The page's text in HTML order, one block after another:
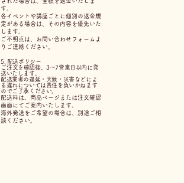
す。
各イベントや講座ごとに個別の返金規
定がある場合は、その内容を優先いた
します。
ご不明点は、お問い合わせフォームよ
りご連絡ください。
5. 配送ポリシー
​ご注文を確認後、3〜7営業日以内に発
送いたします。
配送業者の遅延・天候・災害などによ
る遅れについては責任を負いかねます
のでご了承ください。
配送料は、商品ページまたは注文確認
画面にてご案内いたします。
海外発送をご希望の場合は、別途ご相
談ください。